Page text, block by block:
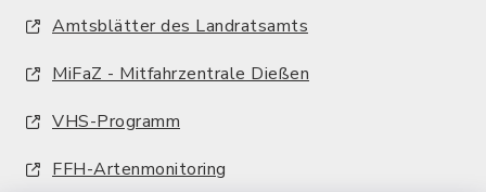
Amtsblätter des Landratsamts
MiFaZ - Mitfahrzentrale Dießen
VHS-Programm
FFH-Artenmonitoring